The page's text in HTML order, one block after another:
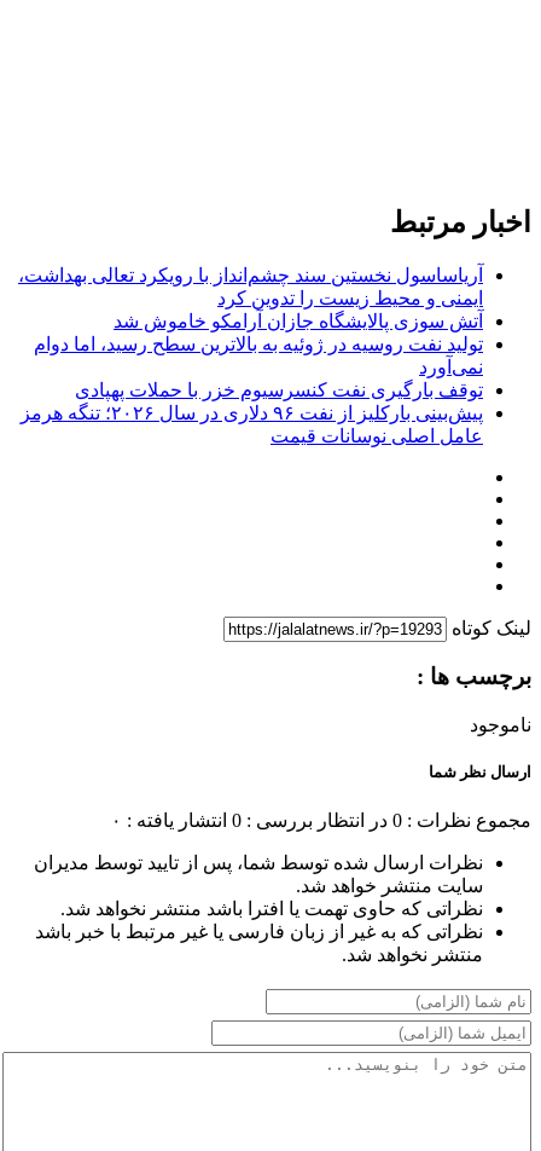
اخبار مرتبط
آریاساسول نخستین سند چشم‌انداز با رویکرد تعالی بهداشت،
ایمنی و محیط زیست را تدوین کرد
آتش‌ سوزی پالایشگاه جازان آرامکو خاموش شد
تولید نفت روسیه در ژوئیه به بالاترین سطح رسید، اما دوام
نمی‌آورد
توقف بارگیری نفت کنسرسیوم خزر با حملات پهپادی
پیش‌بینی بارکلیز از نفت ۹۶ دلاری در سال ۲۰۲۶؛ تنگه هرمز
عامل اصلی نوسانات قیمت
لینک کوتاه
برچسب ها :
ناموجود
ارسال نظر شما
مجموع نظرات : 0 در انتظار بررسی : 0 انتشار یافته : ۰
نظرات ارسال شده توسط شما، پس از تایید توسط مدیران
سایت منتشر خواهد شد.
نظراتی که حاوی تهمت یا افترا باشد منتشر نخواهد شد.
نظراتی که به غیر از زبان فارسی یا غیر مرتبط با خبر باشد
منتشر نخواهد شد.